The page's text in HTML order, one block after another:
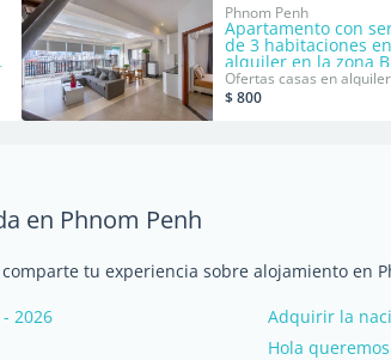
Phnom Penh
Apartamento con
de 3 habitaciones en
alquiler en la zona
Ofertas casas en alquiler
$ 800
en Phnom Penh
tu experiencia sobre alojamiento en
2026
Adquirir la
Hola